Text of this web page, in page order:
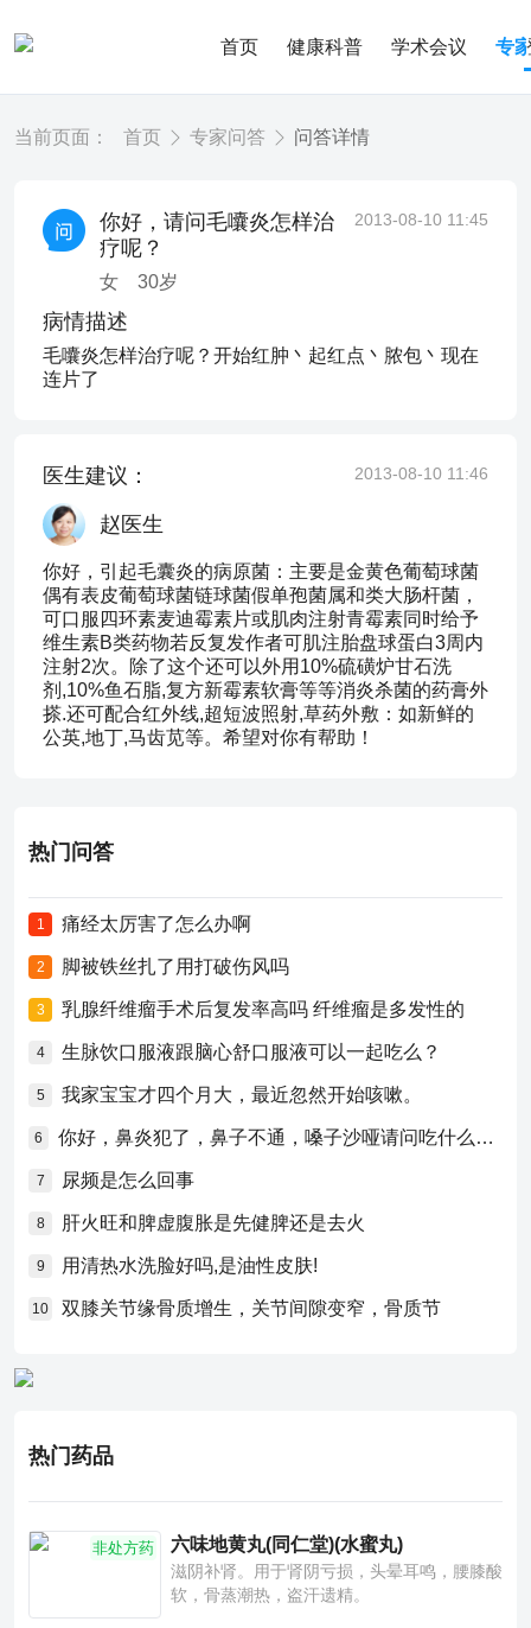
首页 健康科普 学术会议 专
当前页面： 首页 专家问答 问答详情
你好，请问毛囔炎怎样治
疗呢？
女 30岁
2013-08-10 11:45
病情描述
毛囔炎怎样治疗呢？开始红肿丶起红点丶脓包丶现在
连片了
医生建议： 2013-08-10 11:46
赵医生
你好，引起毛囊炎的病原菌：主要是金黄色葡萄球菌
偶有表皮葡萄球菌链球菌假单孢菌属和类大肠杆菌，
可口服四环素麦迪霉素片或肌肉注射青霉素同时给予
维生素B类药物若反复发作者可肌注胎盘球蛋白3周内
注射2次。除了这个还可以外用10%硫磺炉甘石洗
剂,10%鱼石脂,复方新霉素软膏等等消炎杀菌的药膏外
搽.还可配合红外线,超短波照射,草药外敷：如新鲜的
公英,地丁,马齿苋等。希望对你有帮助！
热门问答
1 痛经太厉害了怎么办啊
2 脚被铁丝扎了用打破伤风吗
3 乳腺纤维瘤手术后复发率高吗 纤维瘤是多发性的
4 生脉饮口服液跟脑心舒口服液可以一起吃么？
5 我家宝宝才四个月大，最近忽然开始咳嗽。
6 你好，鼻炎犯了，鼻子不通，嗓子沙哑请问吃什么药比较好？
7 尿频是怎么回事
8 肝火旺和脾虚腹胀是先健脾还是去火
9 用清热水洗脸好吗,是油性皮肤!
10 双膝关节缘骨质增生，关节间隙变窄，骨质节
热门药品
非处方药 六味地黄丸(同仁堂)(水蜜丸)
滋阴补肾。用于肾阴亏损，头晕耳鸣，腰膝酸
软，骨蒸潮热，盗汗遗精。